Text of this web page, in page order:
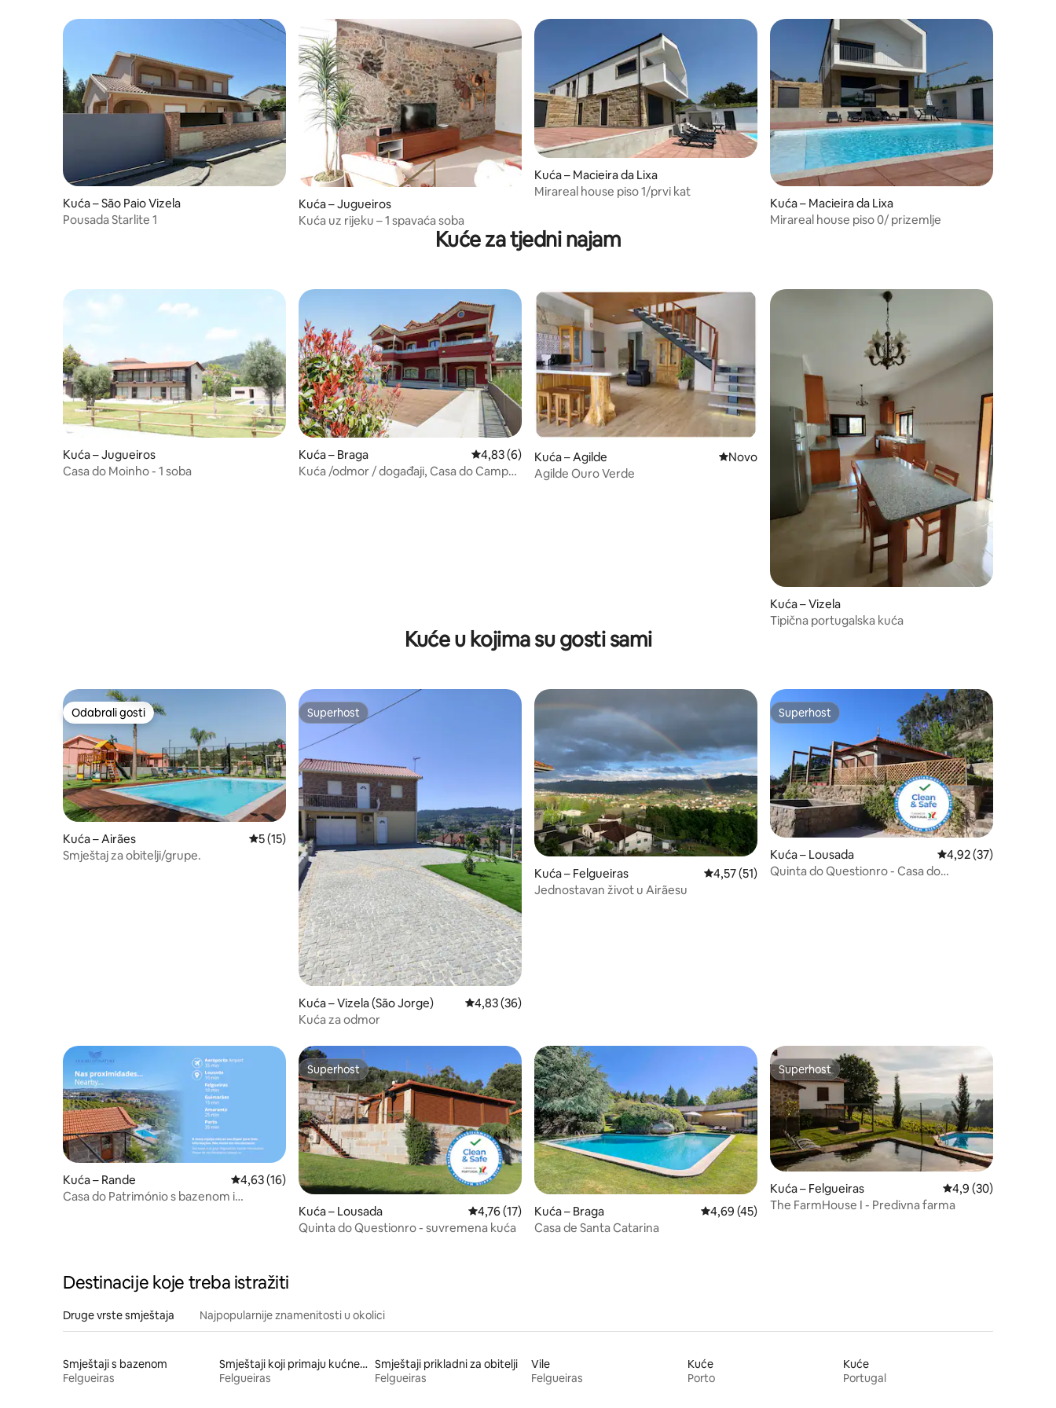
Kuća – São Paio Vizela
Pousada Starlite 1
Kuća – Jugueiros
Kuća uz rijeku – 1 spavaća soba
Kuća – Macieira da Lixa
Mirareal house piso 1/prvi kat
Kuća – Macieira da Lixa
Mirareal house piso 0/ prizemlje
Kuće za tjedni najam
Kuća – Jugueiros
Casa do Moinho - 1 soba
Kuća – Braga Prosječna ocjena: 4,83/5, recenzija: 6
4,83 (6)
Kuća /odmor / događaji, Casa do Campo
Kuća – Agilde Novi smještaj
Novo
Agilde Ouro Verde
Kuća – Vizela
Tipična portugalska kuća
Kuće u kojima su gosti sami
Odabrali gosti
Odabrali gosti
Kuća – Airães Prosječna ocjena: 5/5, recenzija: 15
5 (15)
Smještaj za obitelji/grupe.
Superhost
Superhost
Kuća – Vizela (São Jorge) Prosječna ocjena: 4,83/5, recenzija: 36
4,83 (36)
Kuća za odmor
Kuća – Felgueiras Prosječna ocjena: 4,57/5, recenzija: 51
4,57 (51)
Jednostavan život u Airãesu
Superhost
Superhost
Kuća – Lousada Prosječna ocjena:
4,92 (37)
Quinta do Questionro - Casa do
Kuća – Rande Prosječna ocjena: 4,63/5, recenzija: 16
4,63 (16)
Casa do Património s bazenom i
Superhost
Superhost
Kuća – Lousada Prosječna ocjena: 4,76/5, recenzija: 17
4,76 (17)
Quinta do Questionro - suvremena kuća
Kuća – Braga Prosječna ocjena: 4,69/5, recenzija: 45
4,69 (45)
Casa de Santa Catarina
Superhost
Superhost
Kuća – Felgueiras Prosječna ocjena:
4,9 (30)
The FarmHouse I - Predivna farma
Destinacije koje treba istražiti
Druge vrste smještaja Najpopularnije znamenitosti u okolici
Smještaji s bazenom
Felgueiras
Smještaji koji primaju kućne ljubimce
Felgueiras
Smještaji prikladni za obitelji
Felgueiras
Vile
Felgueiras
Kuće
Porto
Kuće
Portugal